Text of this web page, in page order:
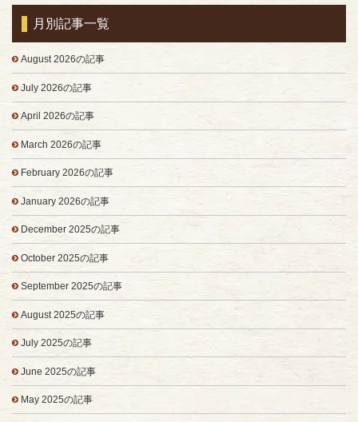
月別記事一覧
August 2026の記事
July 2026の記事
April 2026の記事
March 2026の記事
February 2026の記事
January 2026の記事
December 2025の記事
October 2025の記事
September 2025の記事
August 2025の記事
July 2025の記事
June 2025の記事
May 2025の記事